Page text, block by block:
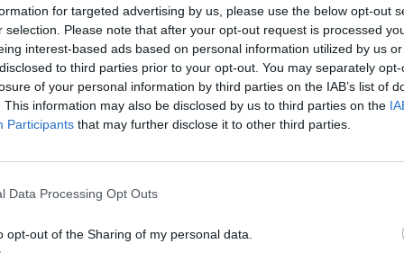
for targeted advertising by us, please use the below opt-out
selection. Please note that after your opt-out request is processed
interest-based ads based on personal information utilized by us
to third parties prior to your opt-out. You may separately
of your personal information by third parties on the IAB’s list of
This information may also be disclosed by us to third parties on the
Participants that may further disclose it to other third parties.
Data Processing Opt Outs
opt-out of the Sharing of my personal data.
bitter. De ölen blev snabbt en viktig del i deras grundutbud.
att upptäcka öl. Vi är alla fascinerade av öl och vill att många
där som Lycke Bryggeri håller till i dag. För cirka 18 månader
Poppels. I dag har man en imponerande uppställning där: